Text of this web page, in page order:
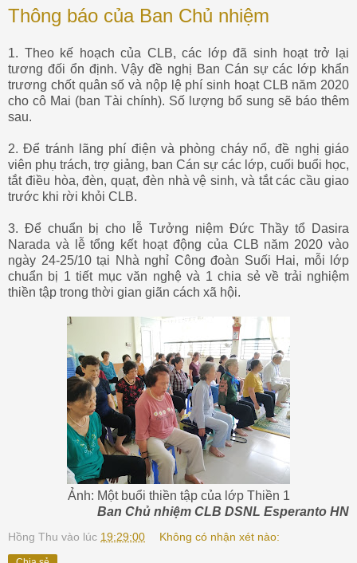
Thông báo của Ban Chủ nhiệm
1. Theo kế hoạch của CLB, các lớp đã sinh hoạt trở lại
tương đối ổn định. Vậy đề nghị Ban Cán sự các lớp khẩn
trương chốt quân số và nộp lệ phí sinh hoạt CLB năm 2020
cho cô Mai (ban Tài chính). Số lượng bổ sung sẽ báo thêm
sau.
2. Để tránh lãng phí điện và phòng cháy nổ, đề nghị giáo
viên phụ trách, trợ giảng, ban Cán sự các lớp, cuối buổi học,
tắt điều hòa, đèn, quạt, đèn nhà vệ sinh, và tắt các cầu giao
trước khi rời khỏi CLB.
3. Để chuẩn bị cho lễ Tưởng niệm Đức Thầy tổ Dasira
Narada và lễ tổng kết hoạt động của CLB năm 2020 vào
ngày 24-25/10 tại Nhà nghỉ Công đoàn Suối Hai, mỗi lớp
chuẩn bị 1 tiết mục văn nghệ và 1 chia sẻ về trải nghiệm
thiền tập trong thời gian giãn cách xã hội.
Ảnh: Một buổi thiền tập của lớp Thiền 1
Ban Chủ nhiệm CLB DSNL Esperanto HN
Hồng Thu vào lúc 19:29:00 Không có nhận xét nào: